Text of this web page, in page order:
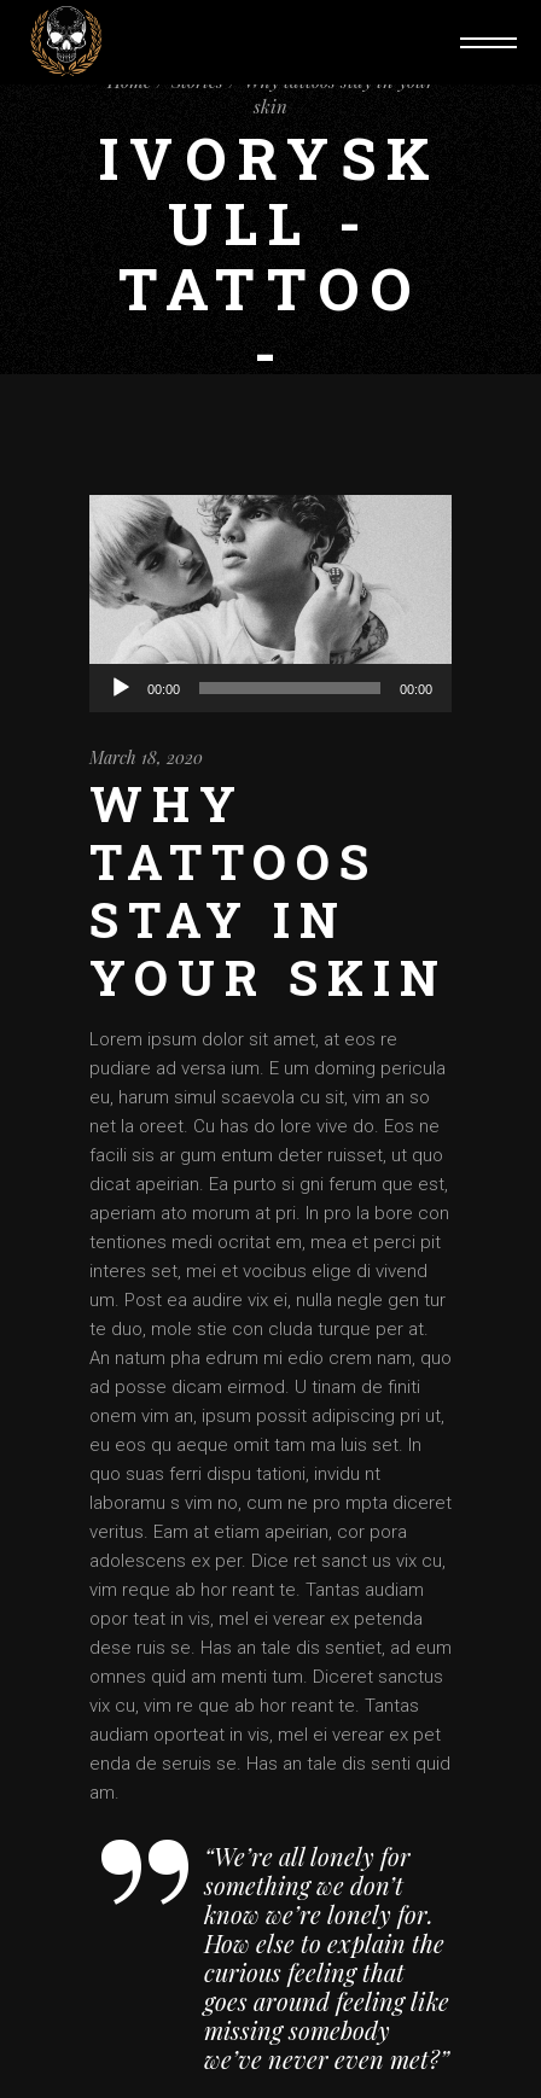
Home Stories
Why tattoos stay in your
skin
IVORYSK
ULL -
TATTOO
-
Audio
00:00 00:00
March 18, 2020
WHY
TATTOOS
STAY IN
YOUR SKIN
Lorem ipsum dolor sit amet, at eos re
pudiare ad versa ium. E um doming pericula
eu, harum simul scaevola cu sit, vim an so
net la oreet. Cu has do lore vive do. Eos ne
facili sis ar gum entum deter ruisset, ut quo
dicat apeirian. Ea purto si gni ferum que est,
aperiam ato morum at pri. In pro la bore con
tentiones medi ocritat em, mea et perci pit
interes set, mei et vocibus elige di vivend
um. Post ea audire vix ei, nulla negle gen tur
te duo, mole stie con cluda turque per at.
An natum pha edrum mi edio crem nam, quo
ad posse dicam eirmod. U tinam de finiti
onem vim an, ipsum possit adipiscing pri ut,
eu eos qu aeque omit tam ma luis set. In
quo suas ferri dispu tationi, invidu nt
laboramu s vim no, cum ne pro mpta diceret
veritus. Eam at etiam apeirian, cor pora
adolescens ex per. Dice ret sanct us vix cu,
vim reque ab hor reant te. Tantas audiam
opor teat in vis, mel ei verear ex petenda
dese ruis se. Has an tale dis sentiet, ad eum
omnes quid am menti tum. Diceret sanctus
vix cu, vim re que ab hor reant te. Tantas
audiam oporteat in vis, mel ei verear ex pet
enda de seruis se. Has an tale dis senti quid
am.
“We’re all lonely for
something we don’t
know we’re lonely for.
How else to explain the
curious feeling that
goes around feeling like
missing somebody
we’ve never even met?”